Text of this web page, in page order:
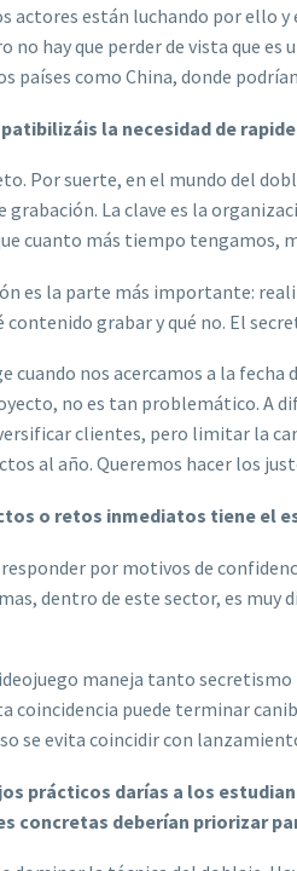
actores están luchando por ello
no hay que perder de vista que es
países como China, donde
la necesidad de
Por suerte, en el mundo del
grabación. La clave es la
cuanto más tiempo tengamos,
es la parte más importante:
grabar y qué no. El
cuando nos acercamos a la
no es tan problemático. A
clientes, pero limitar la
al año. Queremos hacer los
o retos inmediatos tiene el
responder por motivos de
dentro de este sector, es
maneja tanto
coincidencia puede terminar
se evita coincidir con
prácticos darías a los
concretas deberían priorizar